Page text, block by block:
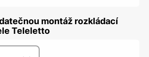
montáž rozkládací
Teleletto